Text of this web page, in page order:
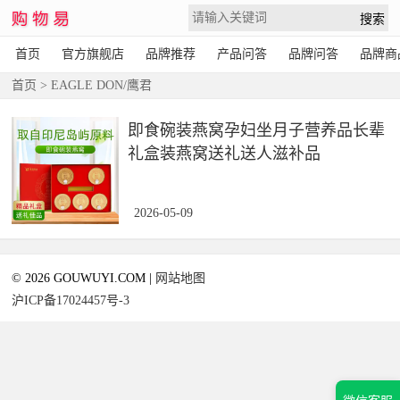
首页 官方旗舰店 品牌推荐 产品问答 品牌问答 品牌商
首页 > EAGLE DON/鹰君
即食碗装燕窝孕妇坐月子营养品长辈
礼盒装燕窝送礼送人滋补品
2026-05-09
© 2026 GOUWUYI.COM |
网站地图
沪ICP备17024457号-3